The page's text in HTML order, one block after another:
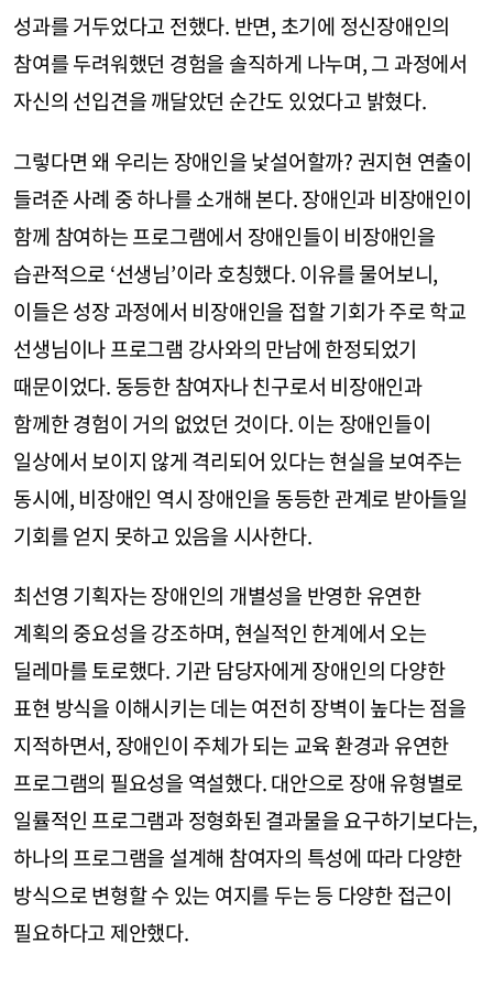
성과를 거두었다고 전했다. 반면, 초기에 정신장애인의
참여를 두려워했던 경험을 솔직하게 나누며, 그 과정에서
자신의 선입견을 깨달았던 순간도 있었다고 밝혔다.
그렇다면 왜 우리는 장애인을 낯설어할까? 권지현 연출이
들려준 사례 중 하나를 소개해 본다. 장애인과 비장애인이
함께 참여하는 프로그램에서 장애인들이 비장애인을
습관적으로 ‘선생님’이라 호칭했다. 이유를 물어보니,
이들은 성장 과정에서 비장애인을 접할 기회가 주로 학교
선생님이나 프로그램 강사와의 만남에 한정되었기
때문이었다. 동등한 참여자나 친구로서 비장애인과
함께한 경험이 거의 없었던 것이다. 이는 장애인들이
일상에서 보이지 않게 격리되어 있다는 현실을 보여주는
동시에, 비장애인 역시 장애인을 동등한 관계로 받아들일
기회를 얻지 못하고 있음을 시사한다.
최선영 기획자는 장애인의 개별성을 반영한 유연한
계획의 중요성을 강조하며, 현실적인 한계에서 오는
딜레마를 토로했다. 기관 담당자에게 장애인의 다양한
표현 방식을 이해시키는 데는 여전히 장벽이 높다는 점을
지적하면서, 장애인이 주체가 되는 교육 환경과 유연한
프로그램의 필요성을 역설했다. 대안으로 장애 유형별로
일률적인 프로그램과 정형화된 결과물을 요구하기보다는,
하나의 프로그램을 설계해 참여자의 특성에 따라 다양한
방식으로 변형할 수 있는 여지를 두는 등 다양한 접근이
필요하다고 제안했다.